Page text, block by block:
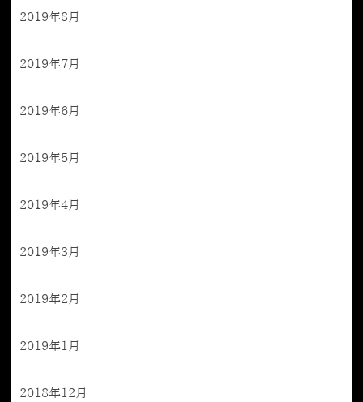
2019年8月
2019年7月
2019年6月
2019年5月
2019年4月
2019年3月
2019年2月
2019年1月
2018年12月